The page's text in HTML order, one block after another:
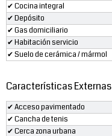
✔ Cocina integral
✔ Depósito
✔ Gas domiciliario
✔ Habitación servicio
✔ Suelo de cerámica / mármol
Características Externas
✔ Acceso pavimentado
✔ Cancha de tenis
✔ Cerca zona urbana